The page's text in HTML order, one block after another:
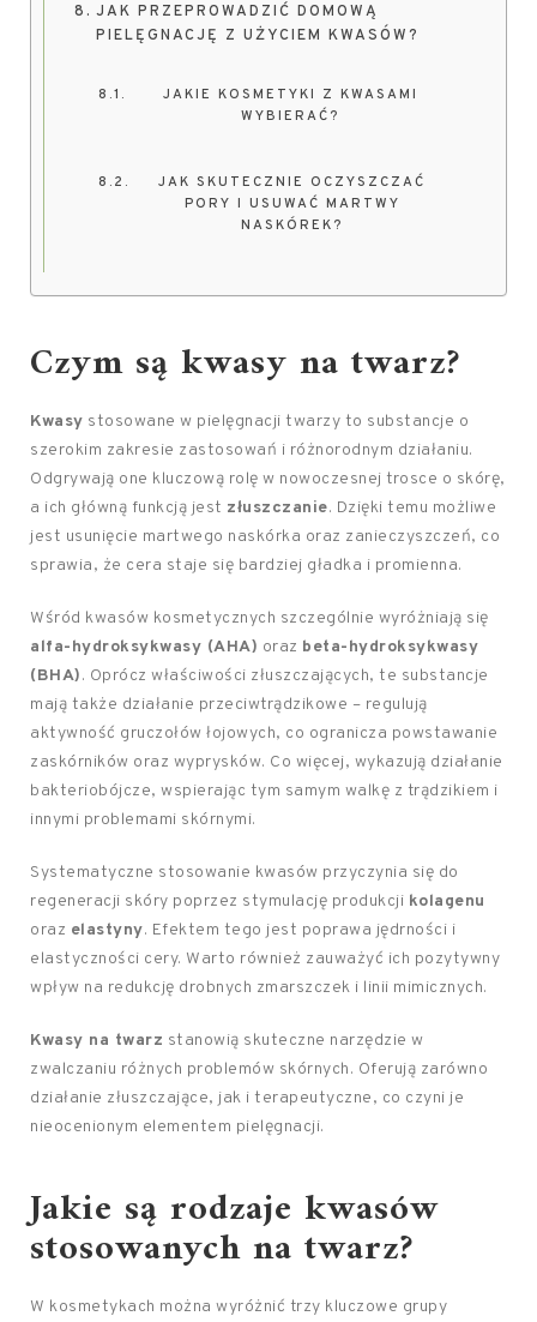
JAK PRZEPROWADZIĆ DOMOWĄ
PIELĘGNACJĘ Z UŻYCIEM KWASÓW?
JAKIE KOSMETYKI Z KWASAMI
WYBIERAĆ?
JAK SKUTECZNIE OCZYSZCZAĆ
PORY I USUWAĆ MARTWY
NASKÓREK?
Czym są kwasy na twarz?
Kwasy stosowane w pielęgnacji twarzy to substancje o
szerokim zakresie zastosowań i różnorodnym działaniu.
Odgrywają one kluczową rolę w nowoczesnej trosce o skórę,
a ich główną funkcją jest złuszczanie. Dzięki temu możliwe
jest usunięcie martwego naskórka oraz zanieczyszczeń, co
sprawia, że cera staje się bardziej gładka i promienna.
Wśród kwasów kosmetycznych szczególnie wyróżniają się
alfa-hydroksykwasy (AHA) oraz beta-hydroksykwasy
(BHA). Oprócz właściwości złuszczających, te substancje
mają także działanie przeciwtrądzikowe – regulują
aktywność gruczołów łojowych, co ogranicza powstawanie
zaskórników oraz wyprysków. Co więcej, wykazują działanie
bakteriobójcze, wspierając tym samym walkę z trądzikiem i
innymi problemami skórnymi.
Systematyczne stosowanie kwasów przyczynia się do
regeneracji skóry poprzez stymulację produkcji kolagenu
oraz elastyny. Efektem tego jest poprawa jędrności i
elastyczności cery. Warto również zauważyć ich pozytywny
wpływ na redukcję drobnych zmarszczek i linii mimicznych.
Kwasy na twarz stanowią skuteczne narzędzie w
zwalczaniu różnych problemów skórnych. Oferują zarówno
działanie złuszczające, jak i terapeutyczne, co czyni je
nieocenionym elementem pielęgnacji.
Jakie są rodzaje kwasów
stosowanych na twarz?
W kosmetykach można wyróżnić trzy kluczowe grupy